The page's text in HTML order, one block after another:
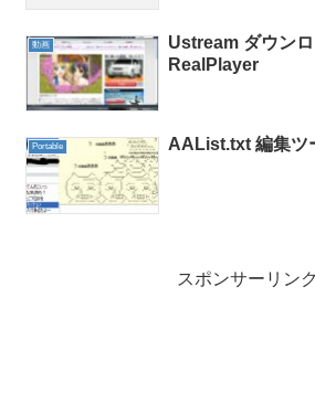
動画
Ustream ダウン
RealPlayer
Portable AAList.txt 編集ツ
スポンサーリンク